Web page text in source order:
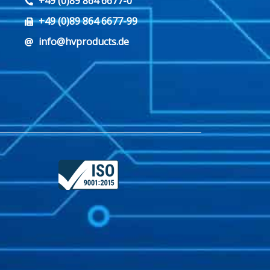
+49 (0)89 864 6677-99
info@hvproducts.de